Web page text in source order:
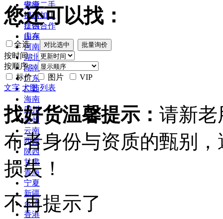
安徽
福建
江西
山东
河南
湖北
湖南
广东
广西
海南
四川
贵州
云南
西藏
陕西
甘肃
青海
宁夏
新疆
台湾
香港
供应二手
提供加工
提供合作
库存
您还可以找：
全选
按时间：
按顺序：
标价
图片
VIP
文字 大图 列表
找好货温馨提示： 请新老
布者身份与资质的甄别
损失！
不再提示了